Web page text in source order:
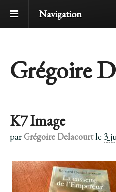
Navigation
Grégoire
K7 Image
parGrégoire Delacourtle 3